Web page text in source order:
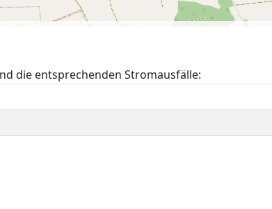
die entsprechenden Stromausfälle: